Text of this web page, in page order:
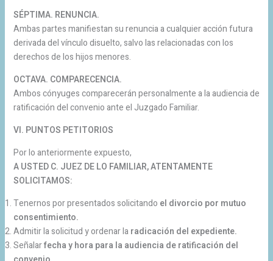
SÉPTIMA. RENUNCIA.
Ambas partes manifiestan su renuncia a cualquier acción futura
derivada del vínculo disuelto, salvo las relacionadas con los
derechos de los hijos menores.
OCTAVA. COMPARECENCIA.
Ambos cónyuges comparecerán personalmente a la audiencia de
ratificación del convenio ante el Juzgado Familiar.
VI. PUNTOS PETITORIOS
Por lo anteriormente expuesto,
A USTED C. JUEZ DE LO FAMILIAR, ATENTAMENTE
SOLICITAMOS:
Tenernos por presentados solicitando el divorcio por mutuo
consentimiento.
Admitir la solicitud y ordenar laradicación del expediente.
Señalarfecha y hora para la audiencia de ratificación del